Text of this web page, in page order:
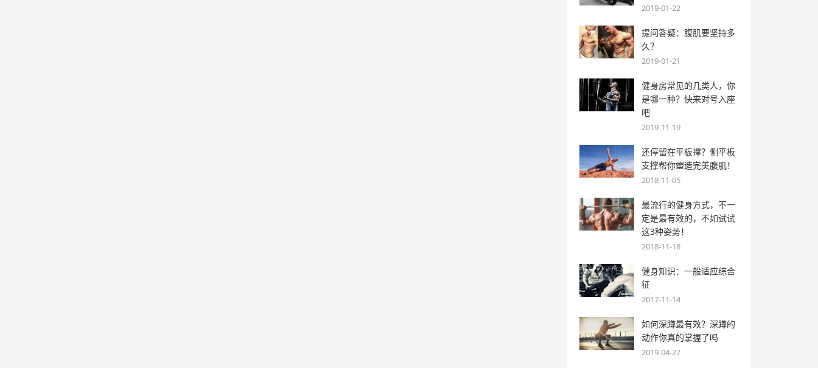
2019-01-22
提问答疑：腹肌要坚持多
久？
2019-01-21
健身房常见的几类人，你
是哪一种？快来对号入座
吧
2019-11-19
还停留在平板撑？侧平板
支撑帮你塑造完美腹肌！
2018-11-05
最流行的健身方式，不一
定是最有效的，不如试试
这3种姿势！
2018-11-18
健身知识：一般适应综合
征
2017-11-14
如何深蹲最有效？深蹲的
动作你真的掌握了吗
2019-04-27